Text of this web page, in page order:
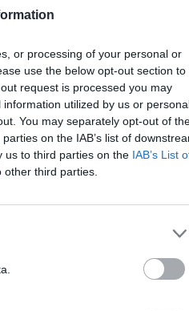
or processing of your personal or
use the below opt-out section to
request is processed you may
utilized by us or
You may separately opt-out of
on the IAB’s list of
us to third parties on the IAB’s List
third parties.
1